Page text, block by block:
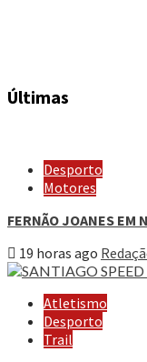
Últimas
Desporto
Motores
FERNÃO JOANES EM
19 horas ago
Atletismo
Desporto
Trail